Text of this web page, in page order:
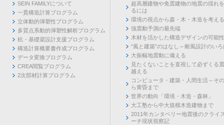
SEIN FAMILYについて
一貫構造計算プログラム
立体動的弾塑性プログラム
多質点系動的弾塑性解析プログラム
杭・基礎梁設計支援プログラム
構造計算概要書作成プログラム
データ変換プログラム
CREA閲覧プログラム
2次部材計算プログラム
超高層建物や免震建物の地震の揺れ
るには
環境の視点から森・木・木造を考える
強震動予測の最先端
木材を活かした構造デザインの可能性
“風と建築”のはなし～耐風設計のいろ
大振幅地震動に備える
見たくないことを直視して必ずくる
越える
コンピュータ・建築・人間生活～そ
ら黄昏まで
世界の動向「環境・木造・森林」
大工塾から中大規模木造建物まで
2011年カンタベリー地震後のクライ
ーチ現状視察記